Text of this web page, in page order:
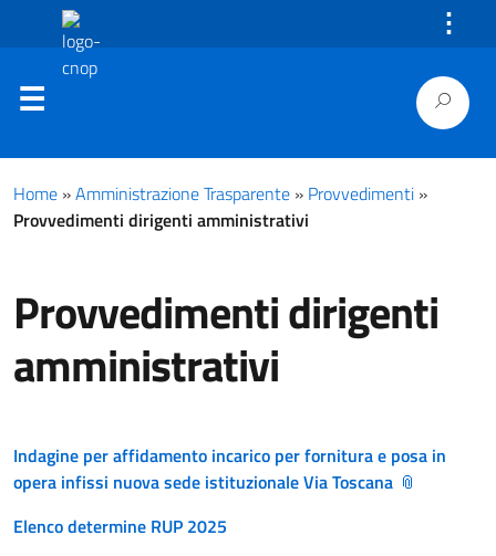
⋮
Home »Amministrazione Trasparente » Provvedimenti »
Provvedimenti dirigenti amministrativi
Provvedimenti dirigenti
amministrativi
Indagine per affidamento incarico per fornitura e posa in
opera infissi nuova sede istituzionale Via Toscana
Elenco determine RUP 2025